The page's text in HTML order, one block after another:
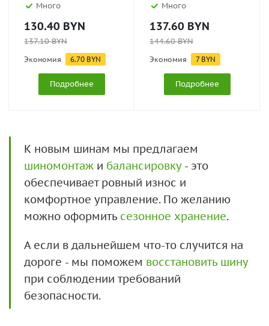
Много
130.40 BYN
137.10BYN
Экономия 6.70 BYN
Подробнее
Много
137.60 BYN
144.60BYN
Экономия 7BYN
Подробнее
К новым шинам мы предлагаем
шиномонтаж и балансировку- это
обеспечивает ровный износ и
комфортное управление. По желанию
можно оформить сезонное хранение.
А если в дальнейшем что-то случится на
дороге - мы поможем восстановить шину
при соблюдении требований
безопасности.